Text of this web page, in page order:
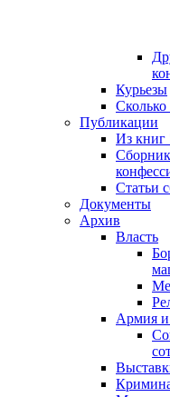
Курьезы
Публикации
Из
Статьи
Документы
Архив
Власть
Армия и